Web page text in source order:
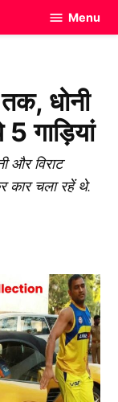
Menu
धोनी
गाड़ियां
और विराट
कार चला रहें थे.